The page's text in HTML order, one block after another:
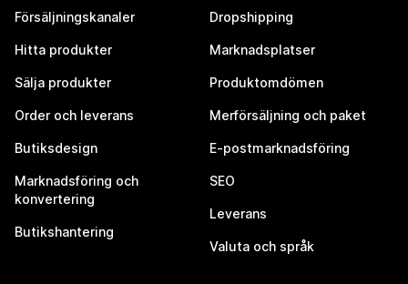
Försäljningskanaler
Hitta produkter
Sälja produkter
Order och leverans
Butiksdesign
Marknadsföring och
konvertering
Butikshantering
Dropshipping
Marknadsplatser
Produktomdömen
Merförsäljning och paket
E-postmarknadsföring
SEO
Leverans
Valuta och språk